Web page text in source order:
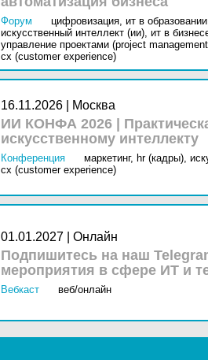
Форум цифровизация, ит в
искусственный интеллект (ии), ит в
управление проектами (project
cx (customer experience)
16.11.2026 | Москва
ИИ КОНФА 2026 |
искусственному интеллекту
Конференция маркетинг, hr (кадры),
cx (customer experience)
01.01.2027 | Онлайн
Подпишитесь на наш
мероприятия в сфере ИТ и
Вебкаст веб/онлайн